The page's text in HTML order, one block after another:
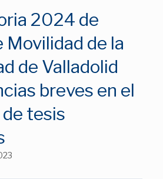
2024 de
Movilidad de la
de Valladolid
breves en el
tesis